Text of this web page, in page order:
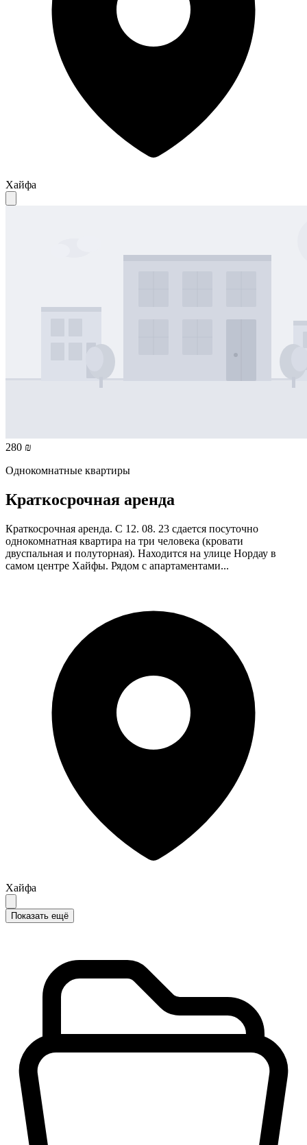
Хайфа
280 ₪
Однокомнатные квартиры
Краткосрочная аренда
Краткосрочная аренда. С 12. 08. 23 сдается посуточно
однокомнатная квартира на три человека (кровати
двуспальная и полуторная). Находится на улице Нордау в
самом центре Хайфы. Рядом с апартаментами...
Хайфа
Показать ещё